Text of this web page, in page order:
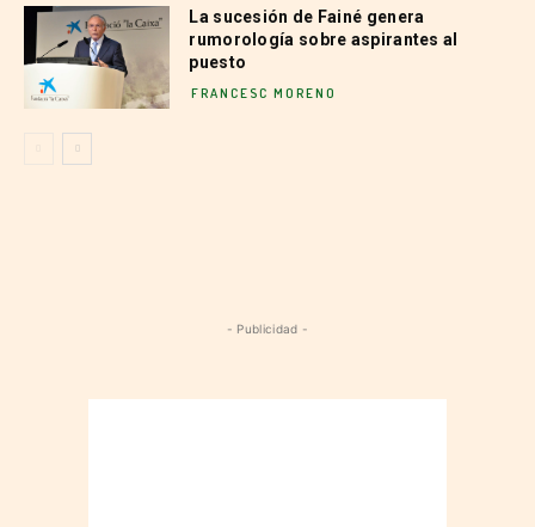
La sucesión de Fainé genera
rumorología sobre aspirantes al
puesto
FRANCESC MORENO
- Publicidad -